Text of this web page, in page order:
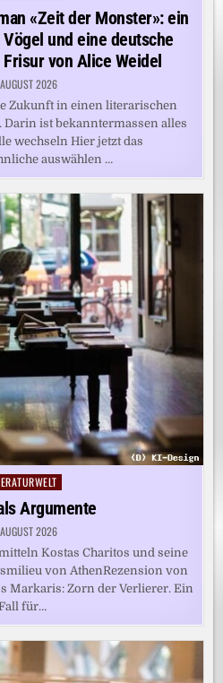
«Zeit der Monster»: ein
und eine deutsche
von Alice Weidel
2026
Zukunft in einen literarischen
ist bekanntermassen alles
wechseln Hier jetzt das
auswählen …
Argumente
2026
Kostas Charitos und seine
von AthenRezension von
Markaris: Zorn der Verlierer. Ein
für…